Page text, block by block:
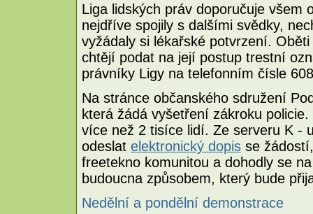
Liga lidských práv doporučuje všem
nejdříve spojily s dalšími svědky,
vyžádaly si lékařské potvrzení.
chtějí podat na její postup trestní
právníky Ligy na telefonním čísle
Na stránce občanského sdružení
která žádá vyšetření zákroku
více než 2 tisíce lidí. Ze serveru K -
odeslat elektronický dopis se
freetekno komunitou a dohodly se
budoucna způsobem, který bude
Nedělní a pondělní demonstrace